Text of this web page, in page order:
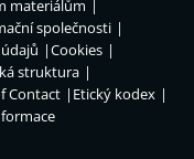
materiálům
společnosti
Cookies
struktura
Contact
Etický kodex